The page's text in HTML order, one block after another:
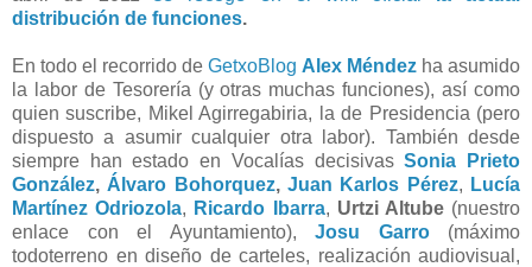
distribución de funciones.
En todo el recorrido de GetxoBlog Alex Méndez ha asumido
la labor de Tesorería (y otras muchas funciones), así como
quien suscribe, Mikel Agirregabiria, la de Presidencia (pero
dispuesto a asumir cualquier otra labor). También desde
siempre han estado en Vocalías decisivasSonia Prieto
González, Álvaro Bohorquez,Juan Karlos Pérez, Lucía
Martínez Odriozola, Ricardo Ibarra, Urtzi Altube (nuestro
enlace con el Ayuntamiento), Josu Garro(máximo
todoterreno en diseño de carteles, realización audiovisual,